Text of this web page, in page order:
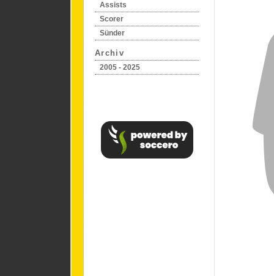
Assists
Scorer
Sünder
Archiv
2005 - 2025